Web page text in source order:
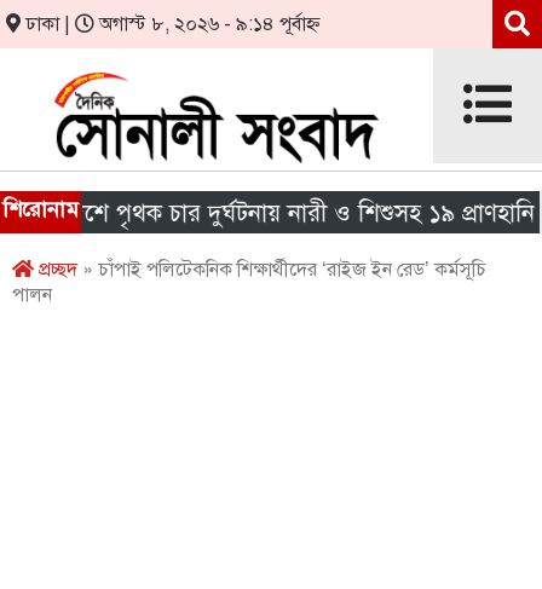
ঢাকা | অগাস্ট ৮, ২০২৬ - ৯:১৪ পূর্বাহ্ন
শিরোনাম
দেশে পৃথক চার দুর্ঘটনায় নারী ও শিশুসহ ১৯ প্রাণহানি
প্রচ্ছদ» চাঁপাই পলিটেকনিক শিক্ষার্থীদের ‘রাইজ ইন রেড’ কর্মসূচি
পালন